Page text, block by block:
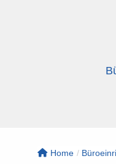
Home /